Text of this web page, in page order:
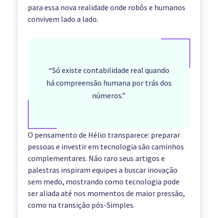
para essa nova realidade onde robôs e humanos
convivem lado a lado.
“Só existe contabilidade real quando
há compreensão humana por trás dos
números.”
O pensamento de Hélio transparece: preparar
pessoas e investir em tecnologia são caminhos
complementares. Não raro seus artigos e
palestras inspiram equipes a buscar inovação
sem medo, mostrando como tecnologia pode
ser aliada até nos momentos de maior pressão,
como na transição pós-Simples.